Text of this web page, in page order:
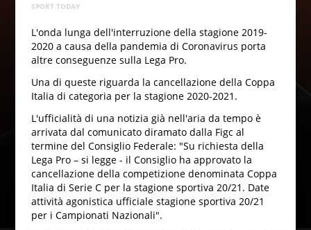
SPORT TODAY
L'onda lunga dell'interruzione della stagione 2019-
2020 a causa della pandemia di Coronavirus porta
altre conseguenze sulla Lega Pro.
Una di queste riguarda la cancellazione della Coppa
Italia di categoria per la stagione 2020-2021.
L'ufficialità di una notizia già nell'aria da tempo è
arrivata dal comunicato diramato dalla Figc al
termine del Consiglio Federale: "Su richiesta della
Lega Pro – si legge - il Consiglio ha approvato la
cancellazione della competizione denominata Coppa
Italia di Serie C per la stagione sportiva 20/21. Date
attività agonistica ufficiale stagione sportiva 20/21
per i Campionati Nazionali".